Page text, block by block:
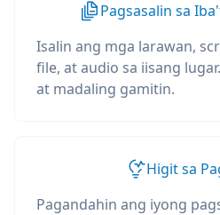
Pagsasalin sa
Isalin ang mga larawan,
file, at audio sa iisang
at madaling gamitin.
Higit sa
Pagandahin ang iyong